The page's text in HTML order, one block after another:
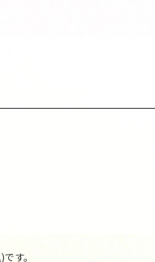
す。